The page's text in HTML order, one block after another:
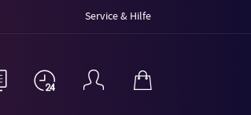
Service & Hilfe